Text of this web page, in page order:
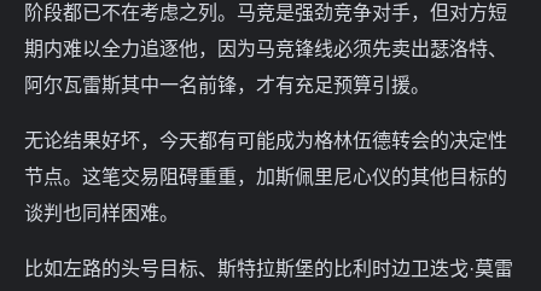
阶段都已不在考虑之列。马竞是强劲竞争对手，但对方短
期内难以全力追逐他，因为马竞锋线必须先卖出瑟洛特、
阿尔瓦雷斯其中一名前锋，才有充足预算引援。
无论结果好坏，今天都有可能成为格林伍德转会的决定性
节点。这笔交易阻碍重重，加斯佩里尼心仪的其他目标的
谈判也同样困难。
比如左路的头号目标、斯特拉斯堡的比利时边卫迭戈·莫雷